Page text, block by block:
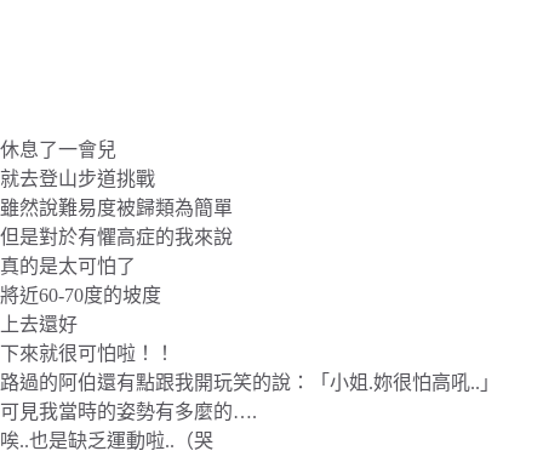
休息了一會兒
就去登山步道挑戰
雖然說難易度被歸類為簡單
但是對於有懼高症的我來說
真的是太可怕了
將近60-70度的坡度
上去還好
下來就很可怕啦！！
路過的阿伯還有點跟我開玩笑的說：「小姐.妳很怕高吼..」
可見我當時的姿勢有多麼的….
唉..也是缺乏運動啦..（哭